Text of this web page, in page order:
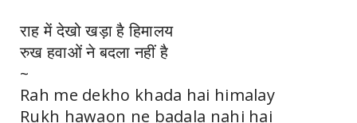
राह में देखो खड़ा है हिमालय
रुख हवाओं ने बदला नहीं है
~
Rah me dekho khada hai himalay
Rukh hawaon ne badala nahi hai